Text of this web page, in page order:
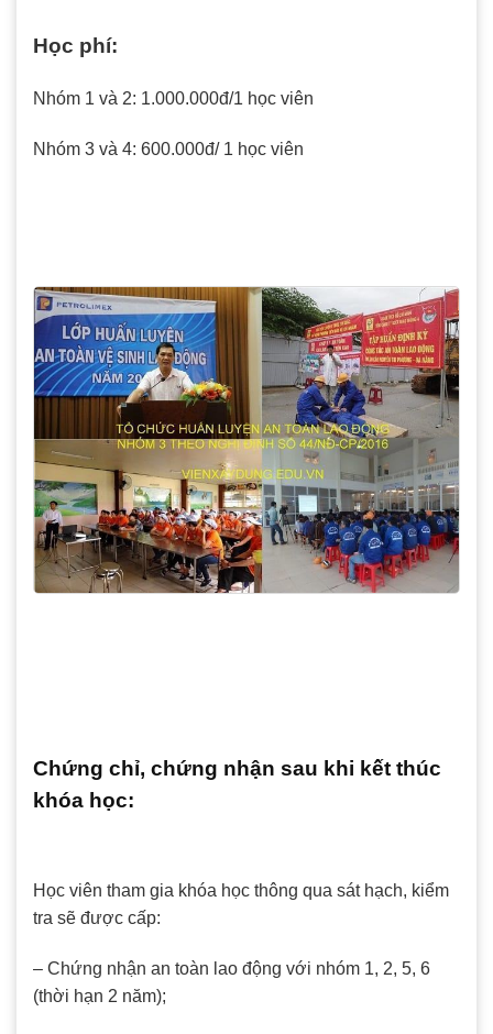
Học phí:
Nhóm 1 và 2: 1.000.000đ/1 học viên
Nhóm 3 và 4: 600.000đ/ 1 học viên
Chứng chỉ, chứng nhận sau khi kết thúc
khóa học:
Học viên tham gia khóa học thông qua sát hạch, kiểm
tra sẽ được cấp:
– Chứng nhận an toàn lao động với nhóm 1, 2, 5, 6
(thời hạn 2 năm);